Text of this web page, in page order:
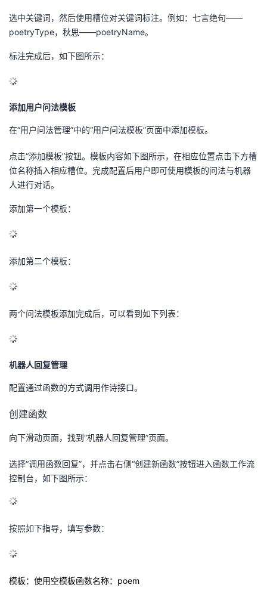
选中关键词，然后使用槽位对关键词标注。例如：七言绝句——
poetryType，秋思——poetryName。
标注完成后，如下图所示：
添加用户问法模板
在“用户问法管理”中的“用户问法模板”页面中添加模板。
点击“添加模板”按钮。模板内容如下图所示，在相应位置点击下方槽
位名称插入相应槽位。完成配置后用户即可使用模板的问法与机器
人进行对话。
添加第一个模板：
添加第二个模板：
两个问法模板添加完成后，可以看到如下列表：
机器人回复管理
配置通过函数的方式调用作诗接口。
创建函数
向下滑动页面，找到“机器人回复管理”页面。
选择“调用函数回复”，并点击右侧“创建新函数”按钮进入函数工作流
控制台，如下图所示：
按照如下指导，填写参数：
模板：使用空模板函数名称： poem